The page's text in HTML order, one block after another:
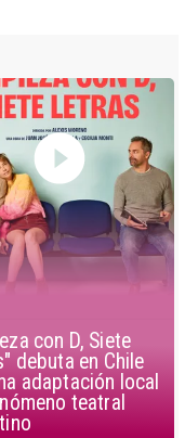
con D, Siete
debuta en Chile
adaptación local
teatral